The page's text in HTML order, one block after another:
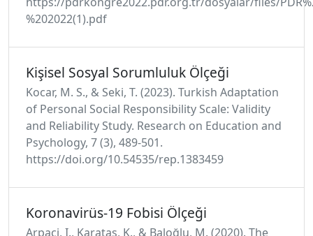
%202022(1).pdf
Kişisel Sosyal Sorumluluk Ölçeği
Kocar, M. S., & Seki, T. (2023). Turkish Adaptation
of Personal Social Responsibility Scale: Validity
and Reliability Study. Research on Education and
Psychology, 7 (3), 489-501.
https://doi.org/10.54535/rep.1383459
Koronavirüs-19 Fobisi Ölçeği
Arpaci, I., Karataş, K., & Baloğlu, M. (2020). The